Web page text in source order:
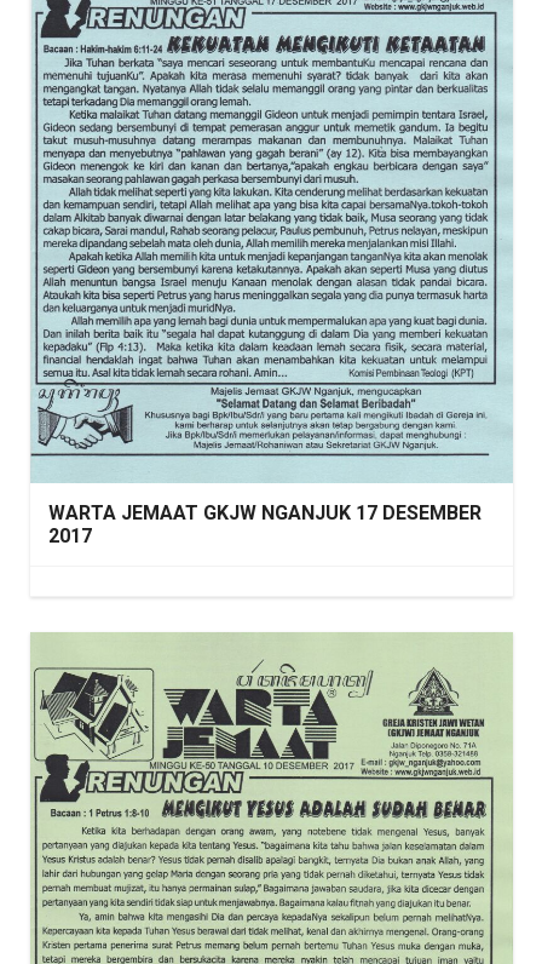
WARTA JEMAAT GKJW NGANJUK 17 DESEMBER
2017